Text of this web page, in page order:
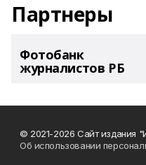
Партнеры
Фотобанк
журналистов РБ
© 2021-2026 Сайт издания
Об использовании